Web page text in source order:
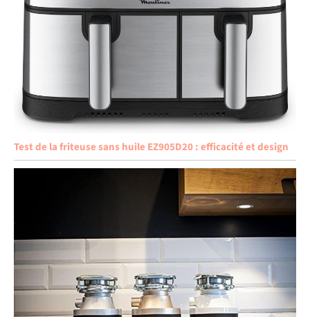
Test de la friteuse sans huile EZ905D20 : efficacité et design